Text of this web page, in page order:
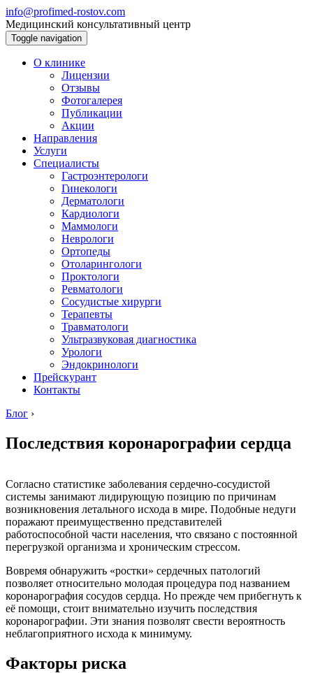
info@profimed-rostov.com
Медицинский консультативный центр
Toggle navigation
О клинике
Лицензии
Отзывы
Фотогалерея
Публикации
Акции
Направления
Услуги
Специалисты
Гастроэнтерологи
Гинекологи
Дерматологи
Кардиологи
Маммологи
Неврологи
Ортопеды
Отоларингологи
Проктологи
Ревматологи
Сосудистые хирурги
Терапевты
Травматологи
Ультразвуковая диагностика
Урологи
Эндокринологи
Прейскурант
Контакты
Блог ›
Последствия коронарографии сердца
Согласно статистике заболевания сердечно-сосудистой
системы занимают лидирующую позицию по причинам
возникновения летального исхода в мире. Подобные недуги
поражают преимущественно представителей
работоспособной части населения, что связано с постоянной
перегрузкой организма и хроническим стрессом.
Вовремя обнаружить «ростки» сердечных патологий
позволяет относительно молодая процедура под названием
коронарография сосудов сердца. Но прежде чем прибегнуть к
её помощи, стоит внимательно изучить последствия
коронарографии. Эти знания позволят свести вероятность
неблагоприятного исхода к минимуму.
Факторы риска